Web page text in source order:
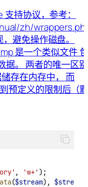
, 'w+' );
($stream), $stream